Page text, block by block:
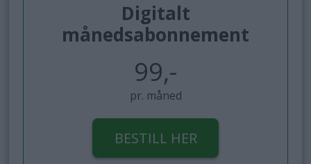
Digitalt
månedsabonnement
99,-
pr. måned
BESTILL HER